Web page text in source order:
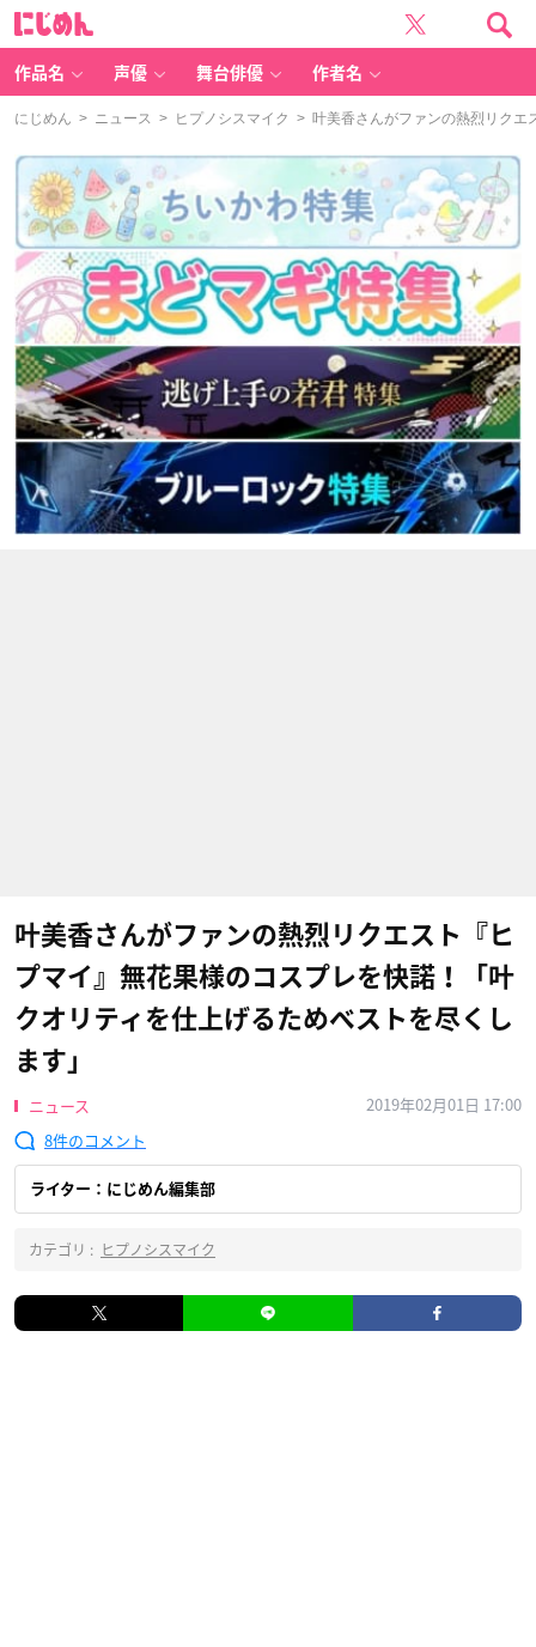
作品名 声優 舞台俳優 作者名
にじめん > ニュース > ヒプノシスマイク > 叶美香さんがファンの熱烈リクエ
叶美香さんがファンの熱烈リクエスト『ヒ
プマイ』無花果様のコスプレを快諾！「叶
クオリティを仕上げるためベストを尽くし
ます」
ニュース
2019年02月01日 17:00
8
ライター：にじめん編集部
カテゴリ : ヒプノシスマイク